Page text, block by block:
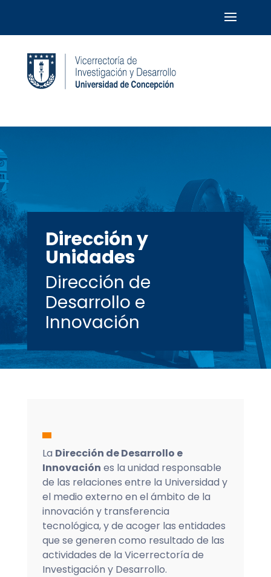
Dirección y
Unidades
Dirección de
Desarrollo e
Innovación
La Dirección de Desarrollo e
Innovación es la unidad responsable
de las relaciones entre la Universidad y
el medio externo en el ámbito de la
innovación y transferencia
tecnológica, y de acoger las entidades
que se generen como resultado de las
actividades de la Vicerrectoría de
Investigación y Desarrollo.